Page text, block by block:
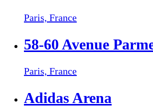
Paris, France
58-60 Avenue
Paris, France
Adidas Arena